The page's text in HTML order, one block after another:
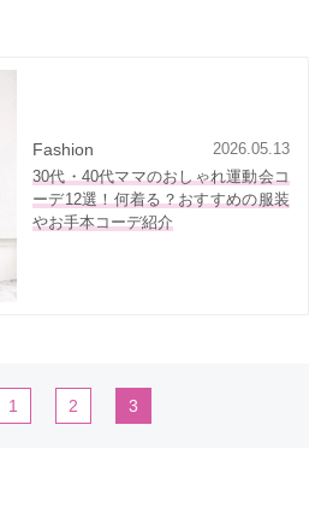
Fashion
2026.05.13
30代・40代ママのおしゃれ運動会コ
ーデ12選！何着る？おすすめの服装
やお手本コーデ紹介
1 2 3